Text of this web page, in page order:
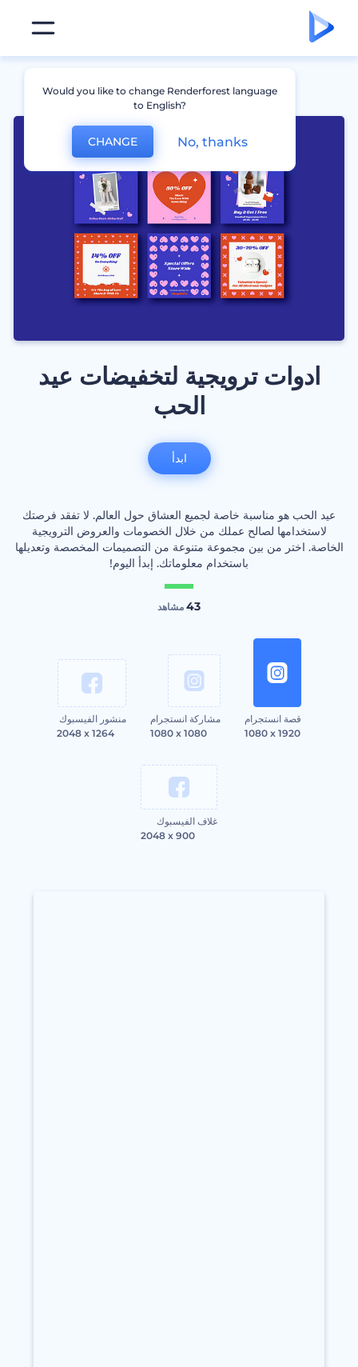
ادوات ترويجية لتخفيضات عيد
الحب
عيد الحب هو مناسبة خاصة لجميع العشاق حول العالم. لا تفقد فرصتك
لاستخدامها لصالح عملك من خلال الخصومات والعروض الترويجية
الخاصة. اختر من بين مجموعة متنوعة من التصميمات المخصصة وتعديلها
باستخدام معلوماتك. إبدأ اليوم!
43 مشاهد
قصة انستجرام
1080 x 1920
مشاركة انستجرام
1080 x 1080
منشور الفيسبوك
2048 x 1264
غلاف الفيسبوك
2048 x 900
ابدأ
Would you like to change Renderforest language
to English?
CHANGE No, thanks